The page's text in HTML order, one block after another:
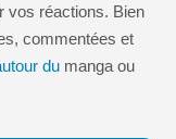
vos réactions. Bien
commentées et
du manga ou